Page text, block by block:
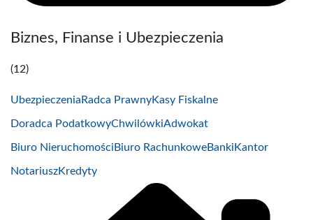
Biznes, Finanse i Ubezpieczenia
(12)
Ubezpieczenia Radca PrawnyKasy Fiskalne
Doradca PodatkowyChwilówkiAdwokat
Biuro Nieruchomości Biuro RachunkoweBanki Kantor
NotariuszKredyty